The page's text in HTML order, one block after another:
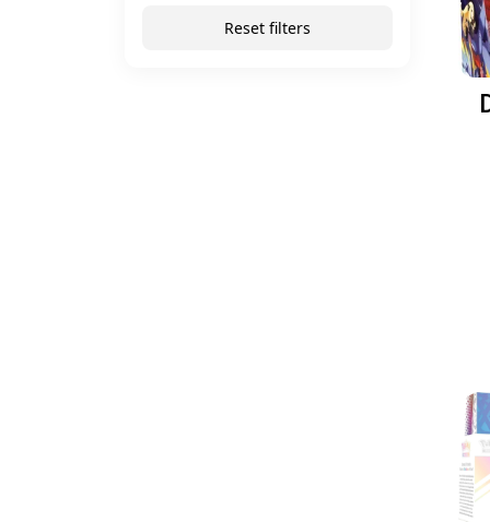
Reset filters